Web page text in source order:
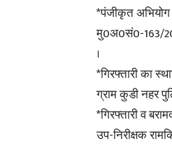
*पंजीकृत
मु0अ0सं0-163/
।
*गिरफ्तारी का
ग्राम कुडी नहर
*गिरफ्तारी व
उप-निरीक्षक